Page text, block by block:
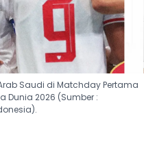
Saudi di Matchday Pertama
Dunia 2026 (Sumber :